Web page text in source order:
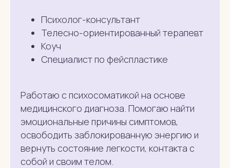
Психолог-консультант
Телесно-ориентированный терапевт
Коуч
Специалист по фейспластике
Работаю с психосоматикой на основе
медицинского диагноза. Помогаю найти
эмоциональные причины симптомов,
освободить заблокированную энергию и
вернуть состояние легкости, контакта с
собой и своим телом.